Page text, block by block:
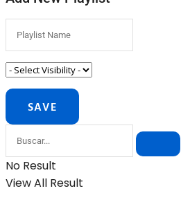
No Result
View All Result